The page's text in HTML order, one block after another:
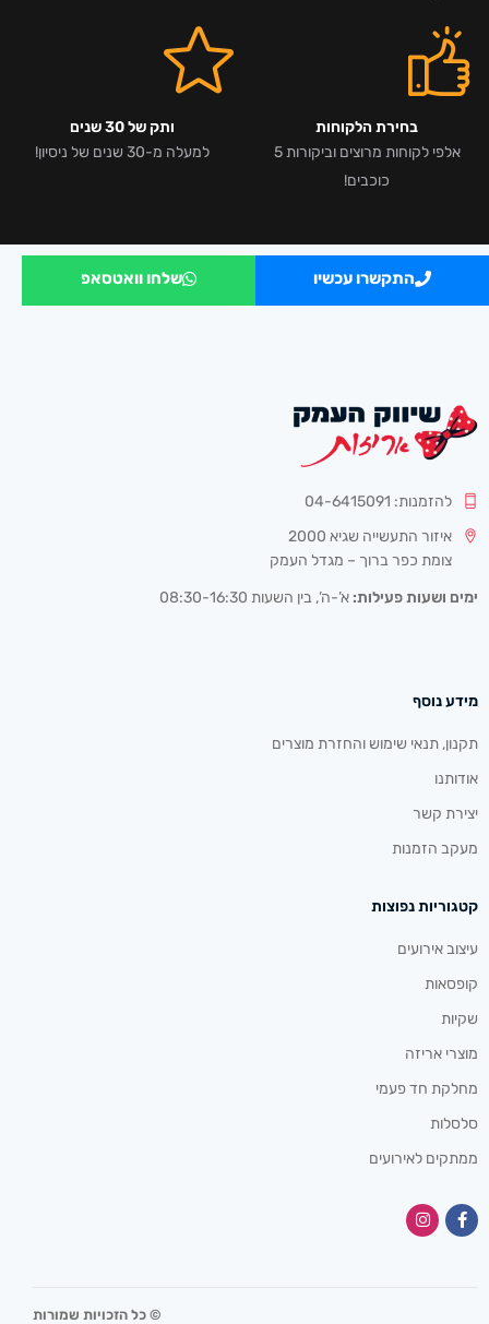
בחירת הלקוחות
אלפי לקוחות מרוצים וביקורות 5
כוכבים!
ותק של 30 שנים
למעלה מ-30 שנים של ניסיון!
התקשרו עכשיו שלחו וואטסאפ
להזמנות: 04-6415091
איזור התעשייה שגיא 2000
צומת כפר ברוך – מגדל העמק
ימים ושעות פעילות: א’-ה’, בין השעות 08:30-16:30
מידע נוסף
תקנון, תנאי שימוש והחזרת מוצרים
אודותנו
יצירת קשר
מעקב הזמנות
קטגוריות נפוצות
עיצוב אירועים
קופסאות
שקיות
מוצרי אריזה
מחלקת חד פעמי
סלסלות
ממתקים לאירועים
© כל הזכויות שמורות